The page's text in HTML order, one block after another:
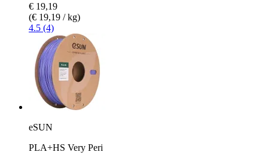
€ 19,19
(€ 19,19 / kg)
4.5 (4)
eSUN
PLA+HS Very Peri